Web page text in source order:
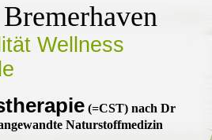
Wellness
(=CST) nach Dr
Naturstoffmedizin